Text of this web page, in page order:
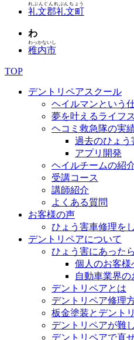
礼文郡礼文町
れぶんぐんれぶんちょう
わ
稚内市
わっかないし
TOP
デントリペアスクール
ヘイルマンという
夢を叶えるライフ
ヘコミ救急隊の実
過去のひょう
アプリ開発
ヘイルチームの紹
受講コース
講師紹介
よくある質問
お客様の声
ひょう害車修理を
デントリペアについて
ひょう害にあったら
個人のお客様
自動車業界の
デントリペアとは
デントリペア修理
板金塗装とデント
デントリペアが難
デントリペアで直